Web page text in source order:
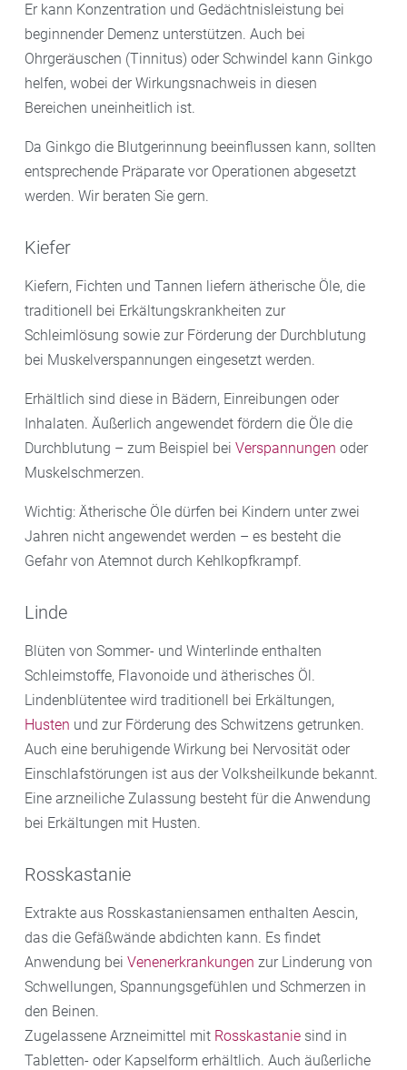
Er kann Konzentration und Gedächtnisleistung bei
beginnender Demenz unterstützen. Auch bei
Ohrgeräuschen (Tinnitus) oder Schwindel kann Ginkgo
helfen, wobei der Wirkungsnachweis in diesen
Bereichen uneinheitlich ist.
Da Ginkgo die Blutgerinnung beeinflussen kann, sollten
entsprechende Präparate vor Operationen abgesetzt
werden. Wir beraten Sie gern.
Kiefer
Kiefern, Fichten und Tannen liefern ätherische Öle, die
traditionell bei Erkältungskrankheiten zur
Schleimlösung sowie zur Förderung der Durchblutung
bei Muskelverspannungen eingesetzt werden.
Erhältlich sind diese in Bädern, Einreibungen oder
Inhalaten. Äußerlich angewendet fördern die Öle die
Durchblutung – zum Beispiel bei Verspannungen oder
Muskelschmerzen.
Wichtig: Ätherische Öle dürfen bei Kindern unter zwei
Jahren nicht angewendet werden – es besteht die
Gefahr von Atemnot durch Kehlkopfkrampf.
Linde
Blüten von Sommer- und Winterlinde enthalten
Schleimstoffe, Flavonoide und ätherisches Öl.
Lindenblütentee wird traditionell bei Erkältungen,
Husten und zur Förderung des Schwitzens getrunken.
Auch eine beruhigende Wirkung bei Nervosität oder
Einschlafstörungen ist aus der Volksheilkunde bekannt.
Eine arzneiliche Zulassung besteht für die Anwendung
bei Erkältungen mit Husten.
Rosskastanie
Extrakte aus Rosskastaniensamen enthalten Aescin,
das die Gefäßwände abdichten kann. Es findet
Anwendung bei Venenerkrankungen zur Linderung von
Schwellungen, Spannungsgefühlen und Schmerzen in
den Beinen.
Zugelassene Arzneimittel mit Rosskastanie sind in
Tabletten- oder Kapselform erhältlich. Auch äußerliche